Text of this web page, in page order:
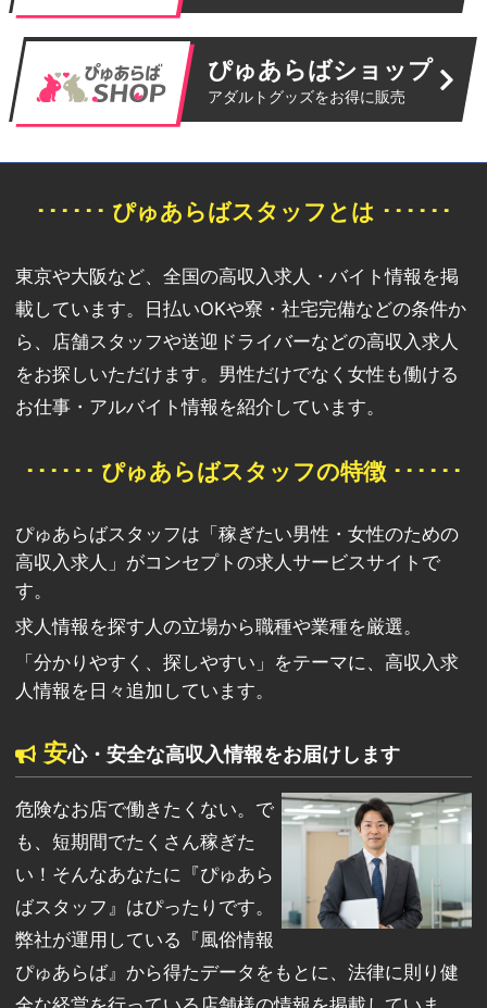
ぴゅあらばショップ
アダルトグッズをお得に販売
･･････ ぴゅあらばスタッフとは ･･････
東京や大阪など、全国の高収入求人・バイト情報を掲
載しています。日払いOKや寮・社宅完備などの条件か
ら、店舗スタッフや送迎ドライバーなどの高収入求人
をお探しいただけます。男性だけでなく女性も働ける
お仕事・アルバイト情報を紹介しています。
･･････ ぴゅあらばスタッフの特徴 ･･････
ぴゅあらばスタッフは「稼ぎたい男性・女性のための
高収入求人」がコンセプトの求人サービスサイトで
す。
求人情報を探す人の立場から職種や業種を厳選。
「分かりやすく、探しやすい」をテーマに、高収入求
人情報を日々追加しています。
安心・安全な高収入情報をお届けします
危険なお店で働きたくない。で
も、短期間でたくさん稼ぎた
い！そんなあなたに『ぴゅあら
ばスタッフ』はぴったりです。
弊社が運用している『風俗情報
ぴゅあらば』から得たデータをもとに、法律に則り健